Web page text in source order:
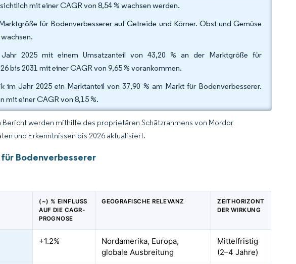
mit einer CAGR von 8,54 % wachsen werden.
für Bodenverbesserer auf Getreide und Körner. Obst und Gemüse
2025 mit einem Umsatzanteil von 43,20 % an der Marktgröße für
bis 2031 mit einer CAGR von 9,65 % vorankommen.
Jahr 2025 ein Marktanteil von 37,90 % am Markt für Bodenverbesserer.
mit einer CAGR von 8,15 %.
werden mithilfe des proprietären Schätzrahmens von Mordor
und Erkenntnissen bis 2026 aktualisiert.
Bodenverbesserer
(~) % EINFLUSS
AUF DIE CAGR-
PROGNOSE
GEOGRAFISCHE RELEVANZ
ZEITHORIZONT
DER WIRKUNG
+1.2%
Nordamerika, Europa,
globale Ausbreitung
Mittelfristig
(2–4 Jahre)